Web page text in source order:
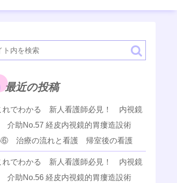
最近の投稿
れでわかる 新人看護師必見！ 内視鏡
介助No.57 経皮内視鏡的胃瘻造設術
治療の流れと看護 帰室後の看護
れでわかる 新人看護師必見！ 内視鏡
介助No.56 経皮内視鏡的胃瘻造設術